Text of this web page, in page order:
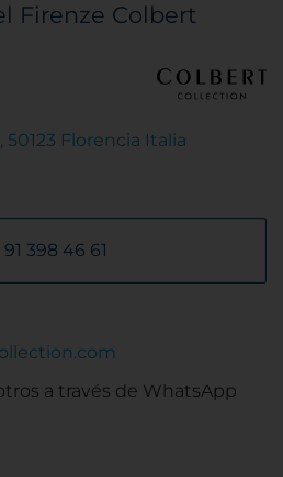
Firenze Colbert
50123 Florencia Italia
398 46 61
a través de WhatsApp